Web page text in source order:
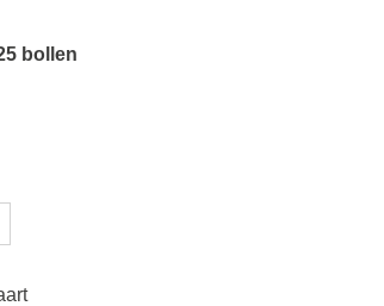
bollen